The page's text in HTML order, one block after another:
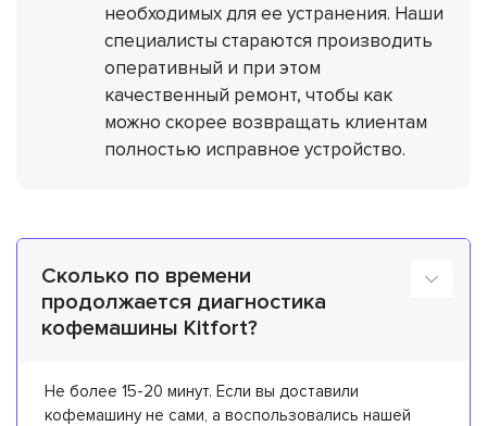
необходимых для ее устранения. Наши
специалисты стараются производить
оперативный и при этом
качественный ремонт, чтобы как
можно скорее возвращать клиентам
полностью исправное устройство.
Сколько по времени
продолжается диагностика
кофемашины Kitfort?
Не более 15-20 минут. Если вы доставили
кофемашину не сами, а воспользовались нашей